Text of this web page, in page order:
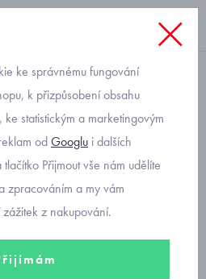
čepice
ke správnému fungování
k přizpůsobení obsahu
statistickým a marketingovým
odGooglu i dalších
Přijmout vše nám udělíte
zpracováním a my vám
z nakupování.